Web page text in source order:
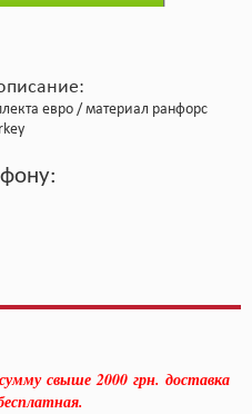
евро материал ранфорс
свыше 2000 грн. доставка